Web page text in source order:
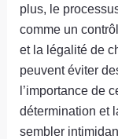
plus, le
comme un
et la légalité de
peuvent éviter
l’importance de
détermination et
sembler